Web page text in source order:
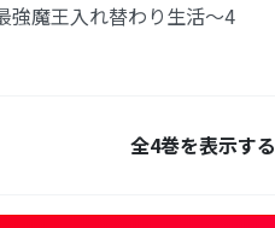
強魔王入れ替わり生活～4
全4巻を表示する